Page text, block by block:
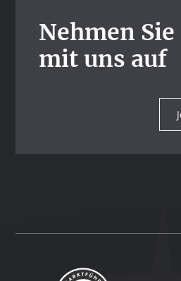
Nehmen
mit uns auf